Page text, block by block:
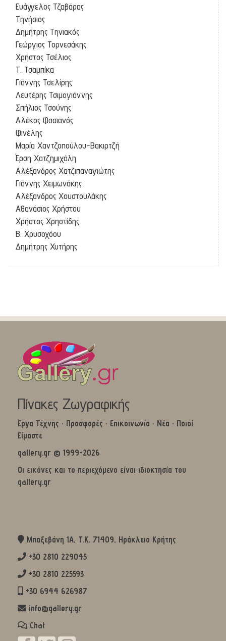
Ευάγγελος Τζαβάρας
Τηνήσιος
Δημήτρης Τηνιακός
Γεώργιος Τορνεσάκης
Χρήστος Τσέλιος
Τ. Τσαμπίκα
Γιάννης Τσελίρης
Λευτέρης Τσιμογιάννης
Σπήλιος Τσούνης
Αλέκος Φασιανός
Φινέλης
Μαρία Χαντζοπούλου-Βακιρτζή
Έρση Χατζημιχάλη
Αλέξανδρος Χατζιπαναγιώτης
Γιάννης Χειμωνάκης
Αλέξανδρος Χουστουλάκης
Αθανάσιος Χρήστου
Χρήστος Χρηστίδης
Β. Χρυσοχόου
Δημήτρης Χυτήρης
Πίνακες Ζωγραφικής
Έργα Τέχνης · Προσφορές · Επικοινωνία · Νέα · Ποιοί
Είμαστε
gallery.gr © 1999-2026
Οι εικόνες και το περιεχόμενο είναι ιδιοκτησία του
gallery.gr
Μπαξεβάνη 1Α, Τ.Κ. 71409, Ηράκλειο Κρήτης
+30 2810 229045
+30 2810 225593
+30 6944 626987
info@gallery.gr
Chat